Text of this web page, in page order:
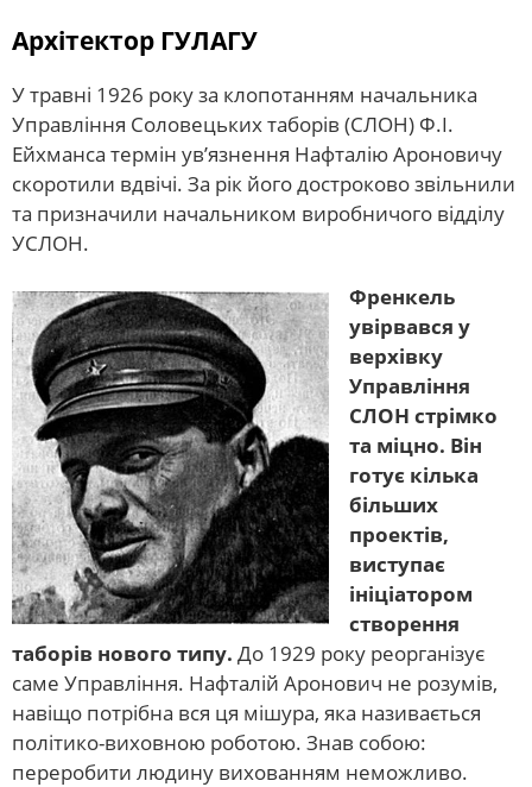
Архітектор ГУЛАГУ
У травні 1926 року за клопотанням начальника
Управління Соловецьких таборів (СЛОН) Ф.І.
Ейхманса термін ув’язнення Нафталію Ароновичу
скоротили вдвічі. За рік його достроково звільнили
та призначили начальником виробничого відділу
УСЛОН.
Френкель
увірвався у
верхівку
Управління
СЛОН стрімко
та міцно. Він
готує кілька
більших
проектів,
виступає
ініціатором
створення
таборів нового типу. До 1929 року реорганізує
саме Управління. Нафталій Аронович не розумів,
навіщо потрібна вся ця мішура, яка називається
політико-виховною роботою. Знав собою:
переробити людину вихованням неможливо.